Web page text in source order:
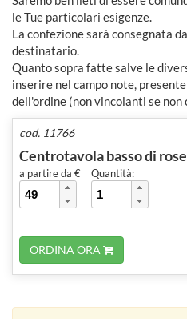
le Tue particolari esigenze.
La confezione sarà consegnata
destinatario.
Quanto sopra fatte salve le
inserire nel campo note,
dell'ordine (non vincolanti se non
cod. 11766
Centrotavola basso di
a partire da € Quantità:
ORDINA ORA